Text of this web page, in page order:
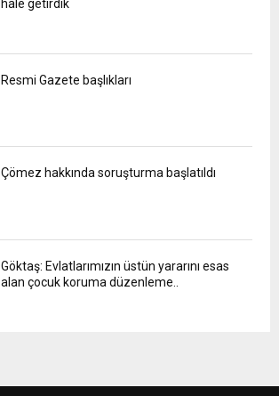
hale getirdik
Resmi Gazete başlıkları
Çömez hakkında soruşturma başlatıldı
Göktaş: Evlatlarımızın üstün yararını esas
alan çocuk koruma düzenleme..